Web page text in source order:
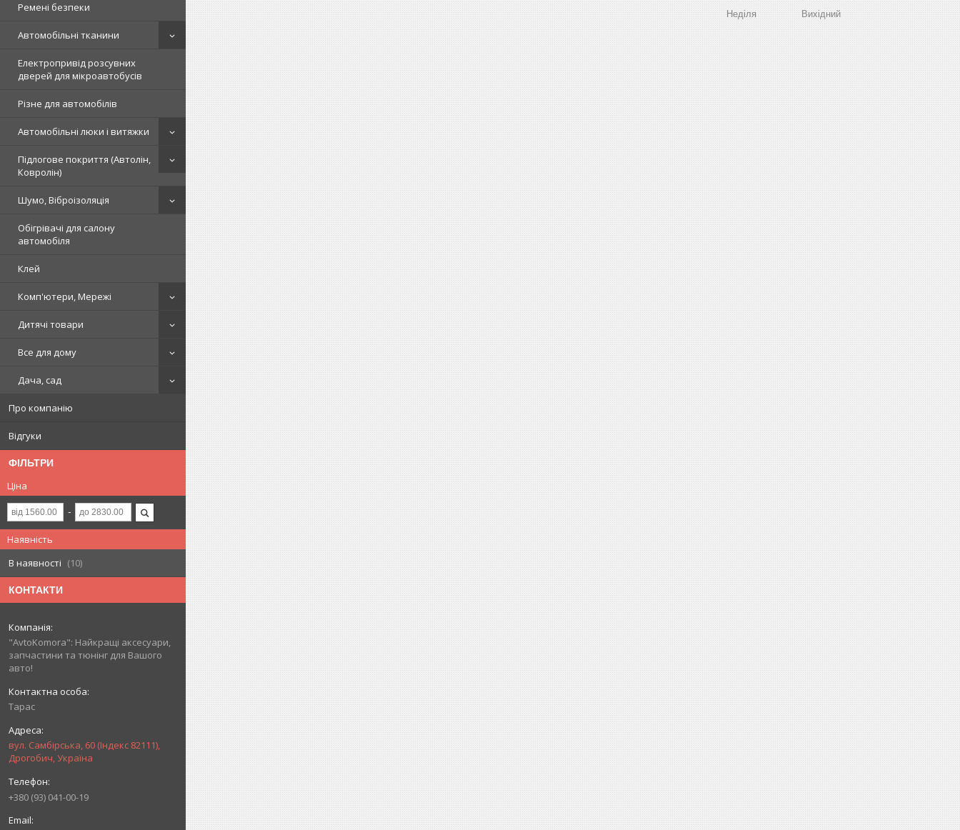
Ремені безпеки
Автомобільні тканини
Електропривід розсувних
дверей для мікроавтобусів
Різне для автомобілів
Автомобільні люки і витяжки
Підлогове покриття (Автолін,
Ковролін)
Шумо, Віброізоляція
Обігрівачі для салону
автомобіля
Клей
Комп'ютери, Мережі
Дитячі товари
Все для дому
Дача, сад
Про компанію
Відгуки
ФІЛЬТРИ
Ціна
Наявність
В наявності
10
КОНТАКТИ
"AvtoKomora": Найкращі аксесуари,
запчастини та тюнінг для Вашого
авто!
Тарас
вул. Самбірська, 60 (Індекс 82111),
Дрогобич, Україна
+380 (93) 041-00-19
Неділя
Вихідний